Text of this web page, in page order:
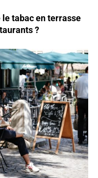
tabac en terrasse
?